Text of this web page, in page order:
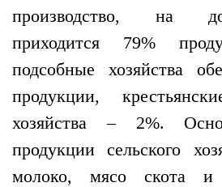
производство, на
приходится 79%
подсобные хозяйства
продукции,
хозяйства – 2%.
продукции сельского
молоко, мясо скота и